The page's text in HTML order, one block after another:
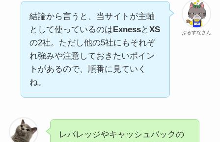
ぶるすなさん
結論から言うと、当サイトが主軸
として使っているのはExnessとXS
の2社。ただし他の5社にもそれぞ
れ強みや注意しておきたいポイン
トがあるので、順番に見ていく
ね。
レバレッジやキャッシュバックの